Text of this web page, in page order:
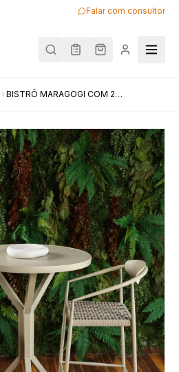
Falar com consultor
BISTRÔ MARAGOGI COM 2